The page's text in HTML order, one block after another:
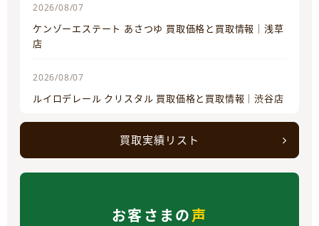
2026/08/07
ケンゾーエステート あさつゆ 買取価格と買取情報｜浅草
店
2026/08/07
ルイロデレール クリスタル 買取価格と買取情報｜渋谷店
買取実績リスト
お客さまの声